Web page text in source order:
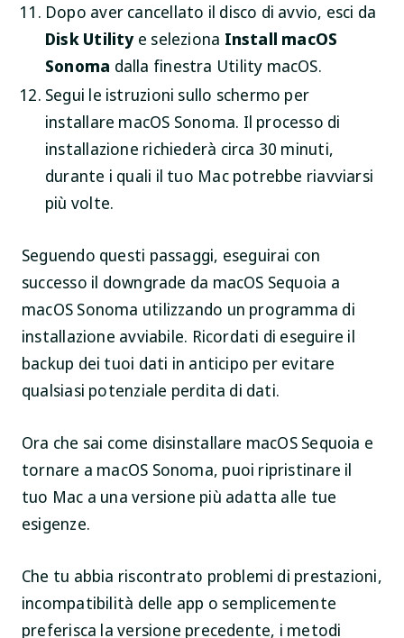
Dopo aver cancellato il disco di avvio, esci da
Disk Utilitye seleziona Install macOS
Sonoma dalla finestra Utility macOS.
Segui le istruzioni sullo schermo per
installare macOS Sonoma. Il processo di
installazione richiederà circa 30 minuti,
durante i quali il tuo Mac potrebbe riavviarsi
più volte.
Seguendo questi passaggi, eseguirai con
successo il downgrade da macOS Sequoia a
macOS Sonoma utilizzando un programma di
installazione avviabile. Ricordati di eseguire il
backup dei tuoi dati in anticipo per evitare
qualsiasi potenziale perdita di dati.
Ora che sai come disinstallare macOS Sequoia e
tornare a macOS Sonoma, puoi ripristinare il
tuo Mac a una versione più adatta alle tue
esigenze.
Che tu abbia riscontrato problemi di prestazioni,
incompatibilità delle app o semplicemente
preferisca la versione precedente, i metodi